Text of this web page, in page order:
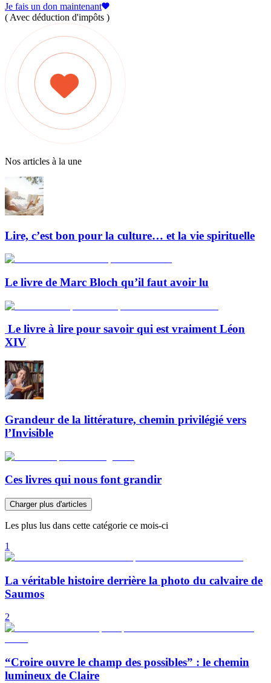
Je fais un don maintenant
( Avec déduction d'impôts )
Nos articles à la une
Lire, c’est bon pour la culture… et la vie spirituelle
Le livre de Marc Bloch qu’il faut avoir lu
Le livre à lire pour savoir qui est vraiment Léon
XIV
Grandeur de la littérature, chemin privilégié vers
l’Invisible
Ces livres qui nous font grandir
Charger plus d'articles
Les plus lus dans cette catégorie ce mois-ci
1
La véritable histoire derrière la photo du calvaire de
Saumos
2
“Croire ouvre le champ des possibles” : le chemin
lumineux de Claire